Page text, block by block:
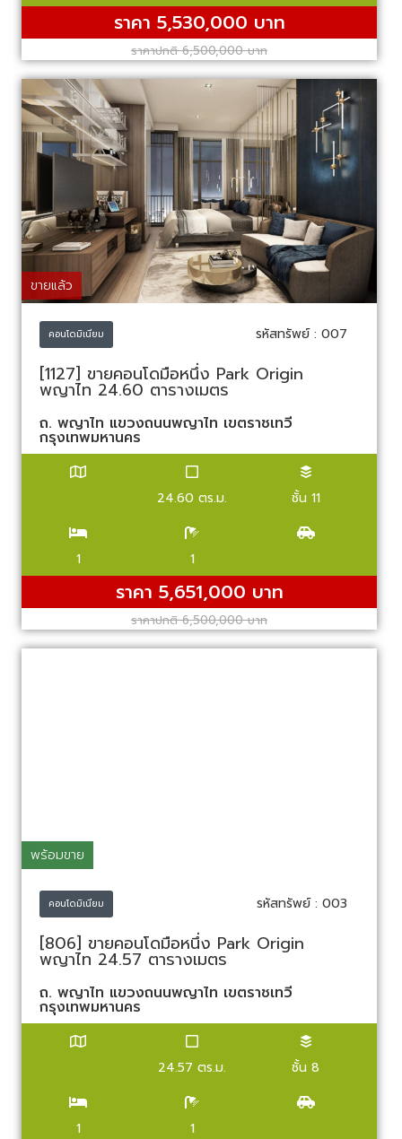
ราคา 5,530,000 บาท
ราคาปกติ 6,500,000 บาท
ขายแล้ว
คอนโดมิเนียม รหัสทรัพย์ : 007
[1127] ขายคอนโดมือหนึ่ง Park Origin
พญาไท 24.60 ตารางเมตร
ถ. พญาไท แขวงถนนพญาไท เขตราชเทวี
กรุงเทพมหานคร
24.60 ตร.ม. ชั้น 11
1 1
ราคา 5,651,000 บาท
ราคาปกติ 6,500,000 บาท
พร้อมขาย
คอนโดมิเนียม รหัสทรัพย์ : 003
[806] ขายคอนโดมือหนึ่ง Park Origin
พญาไท 24.57 ตารางเมตร
ถ. พญาไท แขวงถนนพญาไท เขตราชเทวี
กรุงเทพมหานคร
24.57 ตร.ม. ชั้น 8
1 1